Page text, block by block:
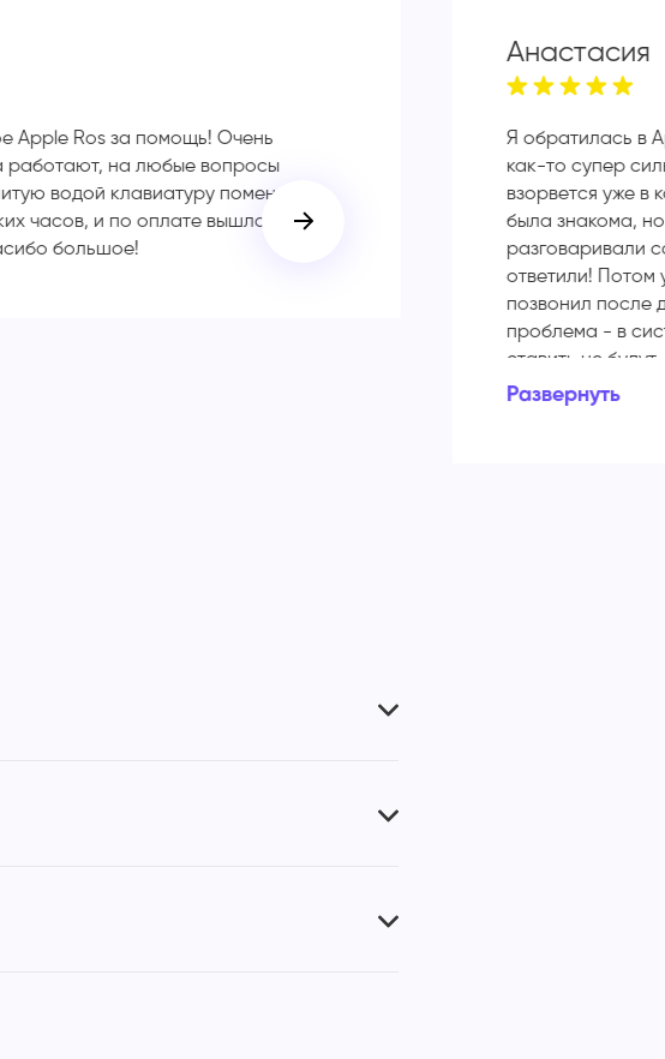
Apple Ros за помощь! Очень
работают, на любые вопросы
водой клавиатуру поменяли в
часов, и по оплате вышло всего
большое!
Анастасия
Я обратилась в
как-то супер
взорвется уже в
была знакома,
разговаривали
ответили! Потом
позвонил после
проблема - в
ставить не
старую, которая
Развернуть